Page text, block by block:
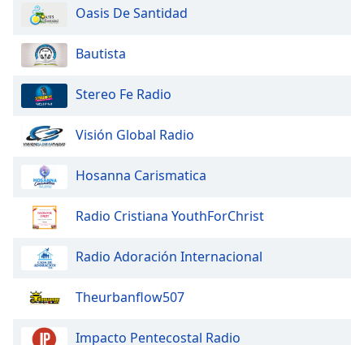
Opacity
Caption
Area
Background
Opacity
Edge
Oasis De Santidad
Bautista
Stereo Fe Radio
Visión Global Radio
Hosanna Carismatica
Radio Cristiana YouthForChrist
Radio Adoración Internacional
Theurbanflow507
Impacto Pentecostal Radio